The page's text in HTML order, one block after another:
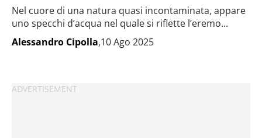
Nel cuore di una natura quasi incontaminata, appare
uno specchi d’acqua nel quale si riflette l’eremo...
Alessandro Cipolla,10 Ago 2025